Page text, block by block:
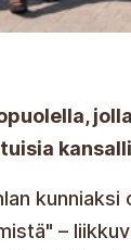
kunniaksi
–